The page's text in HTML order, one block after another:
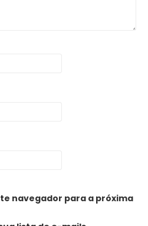
navegador para a próxima